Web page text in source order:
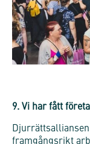
9. Vi har fått
framgångsrikt